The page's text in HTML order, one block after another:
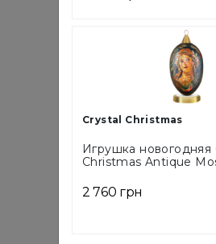
Crystal Christmas
Игрушка новогодняя
Christmas Antique
2 760 грн